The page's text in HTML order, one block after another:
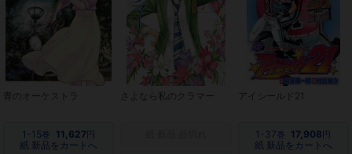
青のオーケストラ
1-15巻 11,627 円
紙 新品をカートへ
さよなら私のクラマー アイシールド21
1-37巻 17,908 円
紙 新品をカートへ